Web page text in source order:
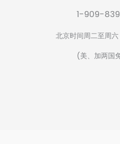
1-909-
北京时间周二至周
(美、加两国